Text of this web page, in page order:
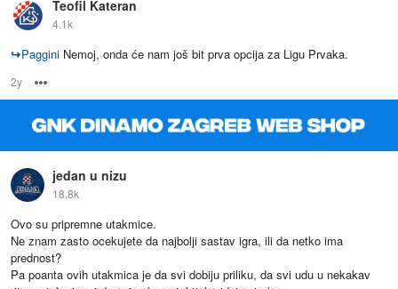
Teofil Kateran
4.1k
↪Paggini Nemoj, onda će nam još bit prva opcija za Ligu Prvaka.
2y
jedan u nizu
18.8k
Ovo su pripremne utakmice.
Ne znam zasto ocekujete da najbolji sastav igra, ili da netko ima
prednost?
Pa poanta ovih utakmica je da svi dobiju priliku, da svi udu u nekakav